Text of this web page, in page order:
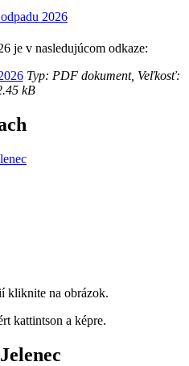
je v nasledujúcom odkaze:
Typ: PDF dokument, Veľkosť:
kB
kliknite na obrázok.
kattintson a képre.